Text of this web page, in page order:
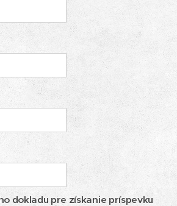
dokladu pre získanie príspevku